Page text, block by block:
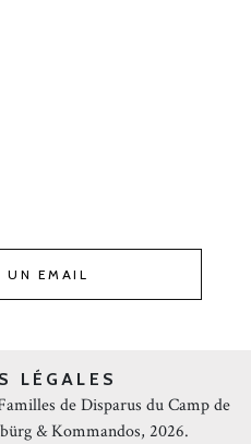
UN EMAIL
LÉGALES
de Disparus du Camp de
& Kommandos, 2026.